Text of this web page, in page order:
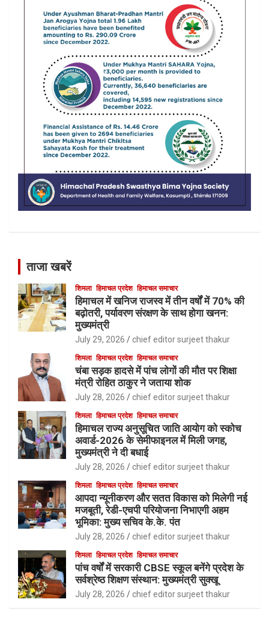
ताजा खबरें
शिमला हिमाचल प्रदेश हिमाचल समाचार
हिमाचल में खनिज राजस्व में तीन वर्षों में 70% की
बढ़ोतरी, पर्यावरण संरक्षण के साथ होगा खनन:
मुख्यमंत्री
July 29, 2026 chief editor surjeet thakur
शिमला हिमाचल प्रदेश हिमाचल समाचार
चंबा सड़क हादसे में पांच लोगों की मौत पर शिक्षा
मंत्री रोहित ठाकुर ने जताया शोक
July 28, 2026 chief editor surjeet thakur
शिमला हिमाचल प्रदेश हिमाचल समाचार
हिमाचल राज्य अनुसूचित जाति आयोग को स्कोच
अवार्ड-2026 के सेमीफाइनल में मिली जगह,
मुख्यमंत्री ने दी बधाई
July 28, 2026 chief editor surjeet thakur
शिमला हिमाचल प्रदेश हिमाचल समाचार
आपदा न्यूनीकरण और सतत विकास को मिलेगी नई
मजबूती, रेडी-एचपी परियोजना निभाएगी अहम
भूमिका: मुख्य सचिव के.के. पंत
July 28, 2026 chief editor surjeet thakur
शिमला हिमाचल प्रदेश हिमाचल समाचार
पांच वर्षों में सरकारी CBSE स्कूल बनेंगे प्रदेश के
सर्वश्रेष्ठ शिक्षण संस्थान: मुख्यमंत्री सुक्खू
July 28, 2026 chief editor surjeet thakur